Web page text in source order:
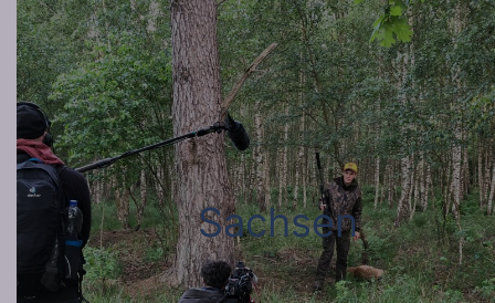
Sachsen